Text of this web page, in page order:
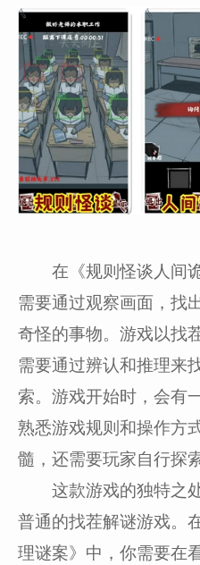
在《规则怪谈人间
需要通过观察画面，找
奇怪的事物。游戏以找
需要通过辨认和推理来
索。游戏开始时，会有
熟悉游戏规则和操作方
髓，还需要玩家自行探
这款游戏的独特之
普通的找茬解谜游戏。
理谜案》中，你需要在